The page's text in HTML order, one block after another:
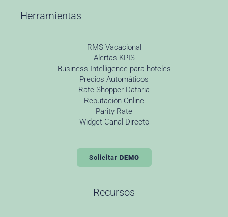
Herramientas
RMS Vacacional
Alertas KPIS
Business Intelligence para hoteles
Precios Automáticos
Rate Shopper Dataria
Reputación Online
Parity Rate
Widget Canal Directo
Solicitar DEMO
Recursos